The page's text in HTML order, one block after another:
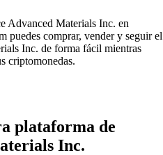
Advanced Materials Inc. en
puedes comprar, vender y seguir el
Inc. de forma fácil mientras
criptomonedas.
plataforma de
Inc.